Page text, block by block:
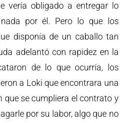
vería obligado a entregar lo
por él. Pero lo que los
disponía de un caballo tan
adelantó con rapidez en la
de lo que ocurría, los
a Loki que encontrara una
que se cumpliera el contrato y
por su labor, algo que no